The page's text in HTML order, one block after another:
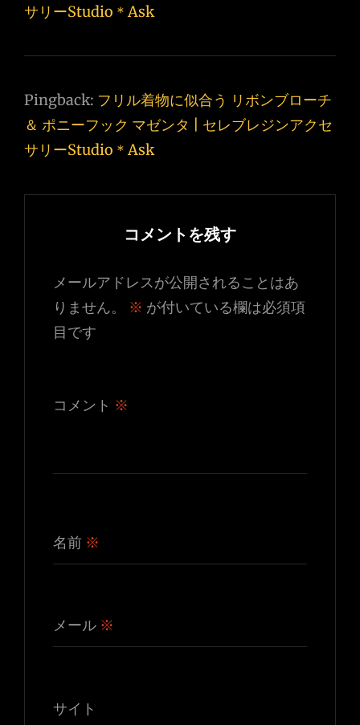
サリーStudio＊Ask
Pingback: フリル着物に似合う リボンブローチ
＆ ポニーフック マゼンタ | セレブレジンアクセ
サリーStudio＊Ask
コメントを残す
メールアドレスが公開されることはあ
りません。
※ が付いている欄は必須項
目です
コメント ※
名前 ※
メール ※
サイト